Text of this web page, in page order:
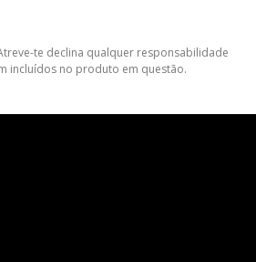
te declina qualquer responsabilidade
incluídos no produto em questão.